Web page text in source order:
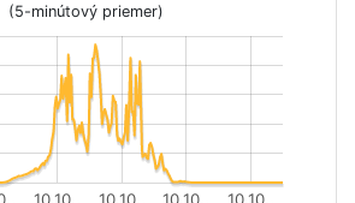
(5-minútový priemer)